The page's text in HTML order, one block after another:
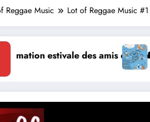
Reggae Music Lot of Reggae Music #1
Marcilhac sur Célé
sur l’Eau à Cahors